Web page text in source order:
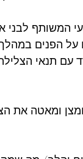
המשותף לבני
הפנים
עם תנאי
ומאטה את